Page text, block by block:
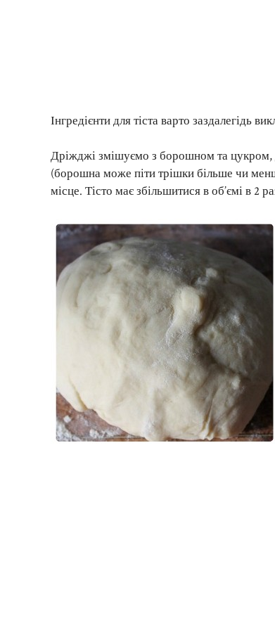
Інгредієнти для тіста варто заздалегідь
Дріжджі змішуємо з борошном та цукром,
(борошна може піти трішки більше чи
місце. Тісто має збільшитися в об’ємі в 2